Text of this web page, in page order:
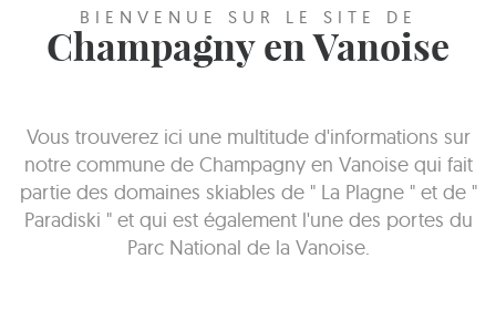
BIENVENUE SUR LE SITE DE
Champagny en Vanoise
Vous trouverez ici une multitude d'informations sur
notre commune de Champagny en Vanoise qui fait
partie des domaines skiables de " La Plagne " et de "
Paradiski " et qui est également l'une des portes du
Parc National de la Vanoise.